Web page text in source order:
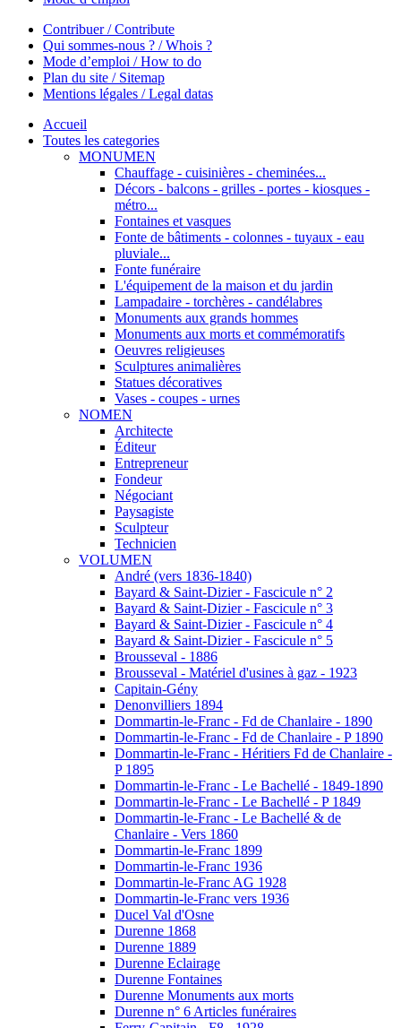
Contribuer / Contribute
Qui sommes-nous ? / Whois ?
Mode d’emploi / How to do
Plan du site / Sitemap
Mentions légales / Legal datas
Accueil
Toutes les categories
MONUMEN
Chauffage - cuisinières - cheminées...
Décors - balcons - grilles - portes - kiosques -
métro...
Fontaines et vasques
Fonte de bâtiments - colonnes - tuyaux - eau
pluviale...
Fonte funéraire
L'équipement de la maison et du jardin
Lampadaire - torchères - candélabres
Monuments aux grands hommes
Monuments aux morts et commémoratifs
Oeuvres religieuses
Sculptures animalières
Statues décoratives
Vases - coupes - urnes
NOMEN
Architecte
Éditeur
Entrepreneur
Fondeur
Négociant
Paysagiste
Sculpteur
Technicien
VOLUMEN
André (vers 1836-1840)
Bayard & Saint-Dizier - Fascicule n° 2
Bayard & Saint-Dizier - Fascicule n° 3
Bayard & Saint-Dizier - Fascicule n° 4
Bayard & Saint-Dizier - Fascicule n° 5
Brousseval - 1886
Brousseval - Matériel d'usines à gaz - 1923
Capitain-Gény
Denonvilliers 1894
Dommartin-le-Franc - Fd de Chanlaire - 1890
Dommartin-le-Franc - Fd de Chanlaire - P 1890
Dommartin-le-Franc - Héritiers Fd de Chanlaire -
P 1895
Dommartin-le-Franc - Le Bachellé - 1849-1890
Dommartin-le-Franc - Le Bachellé - P 1849
Dommartin-le-Franc - Le Bachellé & de
Chanlaire - Vers 1860
Dommartin-le-Franc 1899
Dommartin-le-Franc 1936
Dommartin-le-Franc AG 1928
Dommartin-le-Franc vers 1936
Ducel Val d'Osne
Durenne 1868
Durenne 1889
Durenne Eclairage
Durenne Fontaines
Durenne Monuments aux morts
Durenne n° 6 Articles funéraires